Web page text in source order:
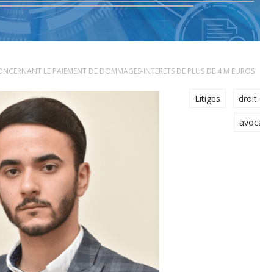
LE PAIEMENT DE DOMMAGES-INTERETS DE PLUS DE 4 M EUROS
Litiges droit